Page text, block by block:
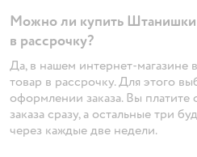
Можно ли купить
в рассрочку?
Да, в нашем интернет-магазине
товар в рассрочку. Для этого
оформлении заказа. Вы платите
заказа сразу, а остальные три
через каждые две недели.